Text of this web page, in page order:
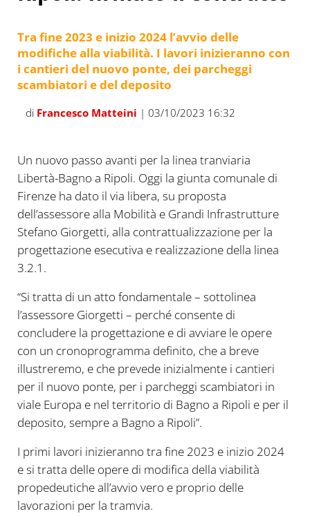
Tra fine 2023 e inizio 2024 l’avvio delle
modifiche alla viabilità. I lavori inizieranno con
i cantieri del nuovo ponte, dei parcheggi
scambiatori e del deposito
di Francesco Matteini | 03/10/2023 16:32
Un nuovo passo avanti per la linea tranviaria
Libertà-Bagno a Ripoli. Oggi la giunta comunale di
Firenze ha dato il via libera, su proposta
dell’assessore alla Mobilità e Grandi Infrastrutture
Stefano Giorgetti, alla contrattualizzazione per la
progettazione esecutiva e realizzazione della linea
3.2.1.
“Si tratta di un atto fondamentale – sottolinea
l’assessore Giorgetti – perché consente di
concludere la progettazione e di avviare le opere
con un cronoprogramma definito, che a breve
illustreremo, e che prevede inizialmente i cantieri
per il nuovo ponte, per i parcheggi scambiatori in
viale Europa e nel territorio di Bagno a Ripoli e per il
deposito, sempre a Bagno a Ripoli”.
I primi lavori inizieranno tra fine 2023 e inizio 2024
e si tratta delle opere di modifica della viabilità
propedeutiche all’avvio vero e proprio delle
lavorazioni per la tramvia.